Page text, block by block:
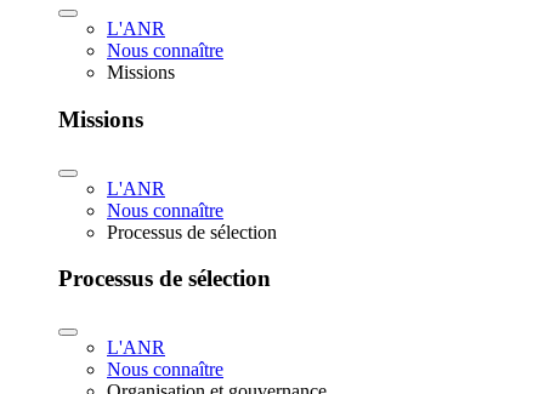
L'ANR
Nous connaître
Missions
Missions
L'ANR
Nous connaître
Processus de sélection
Processus de sélection
L'ANR
Nous connaître